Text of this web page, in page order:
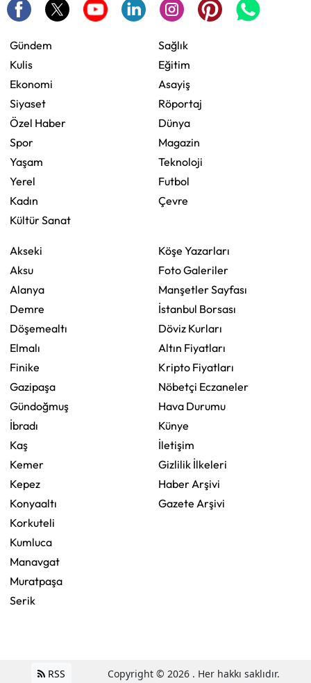
Gündem
Kulis
Ekonomi
Siyaset
Özel Haber
Spor
Yaşam
Yerel
Kadın
Kültür Sanat
Sağlık
Eğitim
Asayiş
Röportaj
Dünya
Magazin
Teknoloji
Futbol
Çevre
Akseki
Aksu
Alanya
Demre
Döşemealtı
Elmalı
Finike
Gazipaşa
Gündoğmuş
İbradı
Kaş
Kemer
Kepez
Konyaaltı
Korkuteli
Kumluca
Manavgat
Muratpaşa
Serik
Köşe Yazarları
Foto Galeriler
Manşetler Sayfası
İstanbul Borsası
Döviz Kurları
Altın Fiyatları
Kripto Fiyatları
Nöbetçi Eczaneler
Hava Durumu
Künye
İletişim
Gizlilik İlkeleri
Haber Arşivi
Gazete Arşivi
RSS Copyright © 2026 . Her hakkı saklıdır.